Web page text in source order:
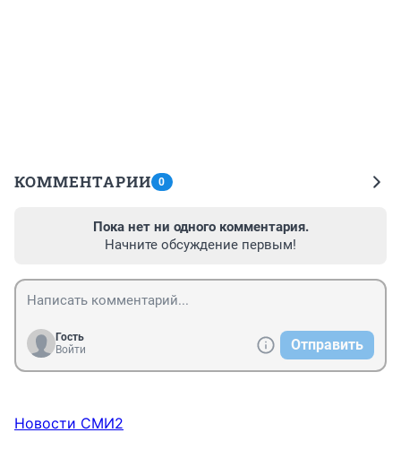
КОММЕНТАРИИ 0
Пока нет ни одного комментария.
Начните обсуждение первым!
Гость
Войти
Отправить
Новости СМИ2